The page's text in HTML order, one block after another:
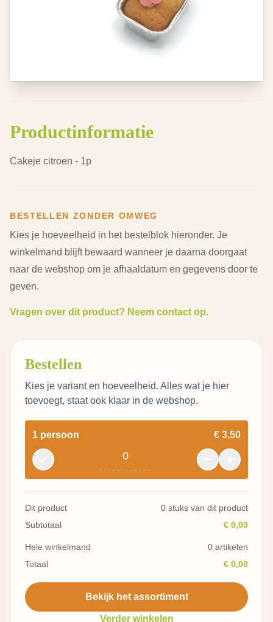
Productinformatie
Cakeje citroen - 1p
BESTELLEN ZONDER OMWEG
Kies je hoeveelheid in het bestelblok hieronder. Je
winkelmand blijft bewaard wanneer je daarna doorgaat
naar de webshop om je afhaaldatum en gegevens door te
geven.
Vragen over dit product? Neem contact op.
Bestellen
Kies je variant en hoeveelheid. Alles wat je hier
toevoegt, staat ook klaar in de webshop.
1 persoon € 3,50
0
............
Dit product
0 stuks van dit product
Subtotaal
€ 0,00
Hele winkelmand
0 artikelen
Totaal
€ 0,00
Bekijk het assortiment
Verder winkelen